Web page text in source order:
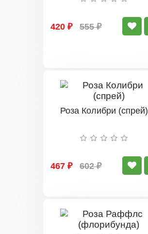
420 ₽ 555 ₽
Роза Колибри (спрей)
467 ₽ 602 ₽